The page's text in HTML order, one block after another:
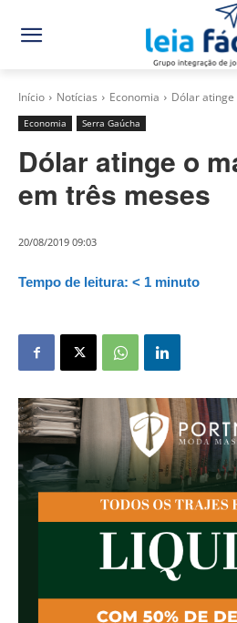
Início Notícias Economia Dólar
Economia Serra Gaúcha
Dólar atinge o
em três meses
20/08/2019 09:03
Tempo de leitura: < 1 minuto